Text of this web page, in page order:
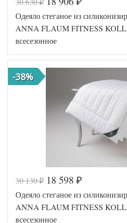
Код товара
Артикул
GG-158140
Ширина х
Длина
200х220 (евро)
Сезонность
Наполнитель
Овечья шерсть
Ткань
Сатин
Производитель
German Grass
(Австрия)
Код товара
Артикул
GF-53208
Ширина х
Длина
200х220 (евро)
₽ ₽
Одеяло стеганое из
ANNA FLAUM FITNESS
всесезонное
-38%
30 130₽ 18 598 ₽
Одеяло стеганое из
ANNA FLAUM FITNESS
всесезонное